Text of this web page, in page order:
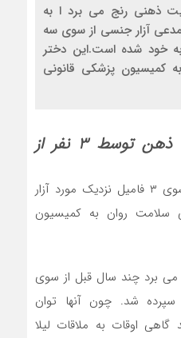
ذهنی رنج می برد ا به
آزار جنسی از سوی سه
خود شده است.این دختر
کمیسیون پزشکی قانونی
آزار و اذیت دختر کند ذهن توسط ۳ نفر از
دختر تهرانی مدعی است از سوی ۳ فامیل نزدیک مورد آزار
سلامت روان به کمیسیون
می برد چند سال قبل از سوی
شد. چون آنها توان
گاهی اوقات به ملاقات لیلا